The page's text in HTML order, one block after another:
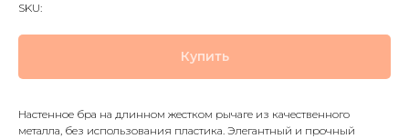
SKU:
Купить
Настенное бра на длинном жестком рычаге из качественного
металла, без использования пластика. Элегантный и прочный